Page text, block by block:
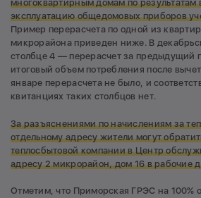
многоквартирным домам по результатам
эксплуатацию общедомовых приборов
Пример перерасчета по одной из
микрорайона приведен ниже. В
столбце 4 — перерасчет за предыдущий
итоговый объем потребления после
январе перерасчета не было, и
квитанциях таких столбцов нет.
За разъяснениями по начислениям за
отдельному адресу жители могут
теплосбытовой компании в Центр
адресу 2 микрорайон, дом 16 в рабочие
Отметим, что Приморская ГРЭС на 100%